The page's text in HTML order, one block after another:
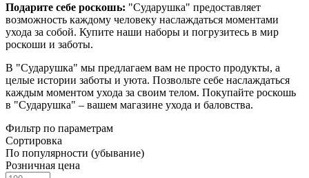
Подарите себе роскошь: "Сударушка" предоставляет
возможность каждому человеку наслаждаться моментами
ухода за собой. Купите наши наборы и погрузитесь в мир
роскоши и заботы.
В "Сударушка" мы предлагаем вам не просто продукты, а
целые истории заботы и уюта. Позвольте себе наслаждаться
каждым моментом ухода за своим телом. Покупайте роскошь
в "Сударушка" – вашем магазине ухода и баловства.
Фильтр по параметрам
Сортировка
По популярности (убывание)
Розничная цена